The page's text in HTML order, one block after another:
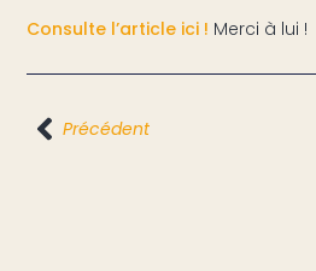
Consulte l’article ici ! Merci à lui !
Précédent